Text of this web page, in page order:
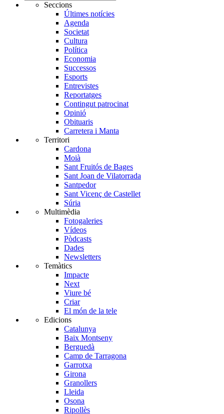
Seccions
Últimes notícies
Agenda
Societat
Cultura
Política
Economia
Successos
Esports
Entrevistes
Reportatges
Contingut patrocinat
Opinió
Obituaris
Carretera i Manta
Territori
Cardona
Moià
Sant Fruitós de Bages
Sant Joan de Vilatorrada
Santpedor
Sant Vicenç de Castellet
Súria
Multimèdia
Fotogaleries
Vídeos
Pòdcasts
Dades
Newsletters
Temàtics
Impacte
Next
Viure bé
Criar
El món de la tele
Edicions
Catalunya
Baix Montseny
Berguedà
Camp de Tarragona
Garrotxa
Girona
Granollers
Lleida
Osona
Ripollès